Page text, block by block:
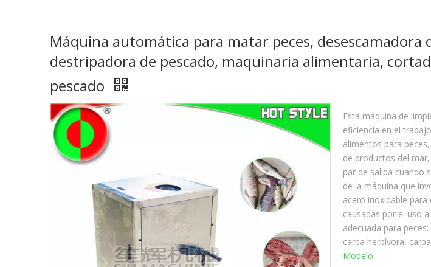
Máquina automática para matar peces, desescamadora
destripadora de pescado, maquinaria alimentaria,
pescado
Esta máquina de
eficiencia en el
alimentos para
de productos del
par de salida cuando
de la máquina que
acero inoxidable
causadas por el uso
adecuada para
carpa herbívora,
Modelo: